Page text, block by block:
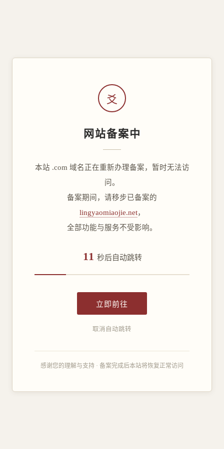
爻
网站备案中
本站 .com 域名正在重新办理备案，暂时无法访
问。
备案期间，请移步已备案的
lingyaomiaojie.net，
全部功能与服务不受影响。
11 秒后自动跳转
立即前往
取消自动跳转
感谢您的理解与支持 · 备案完成后本站将恢复正常访问